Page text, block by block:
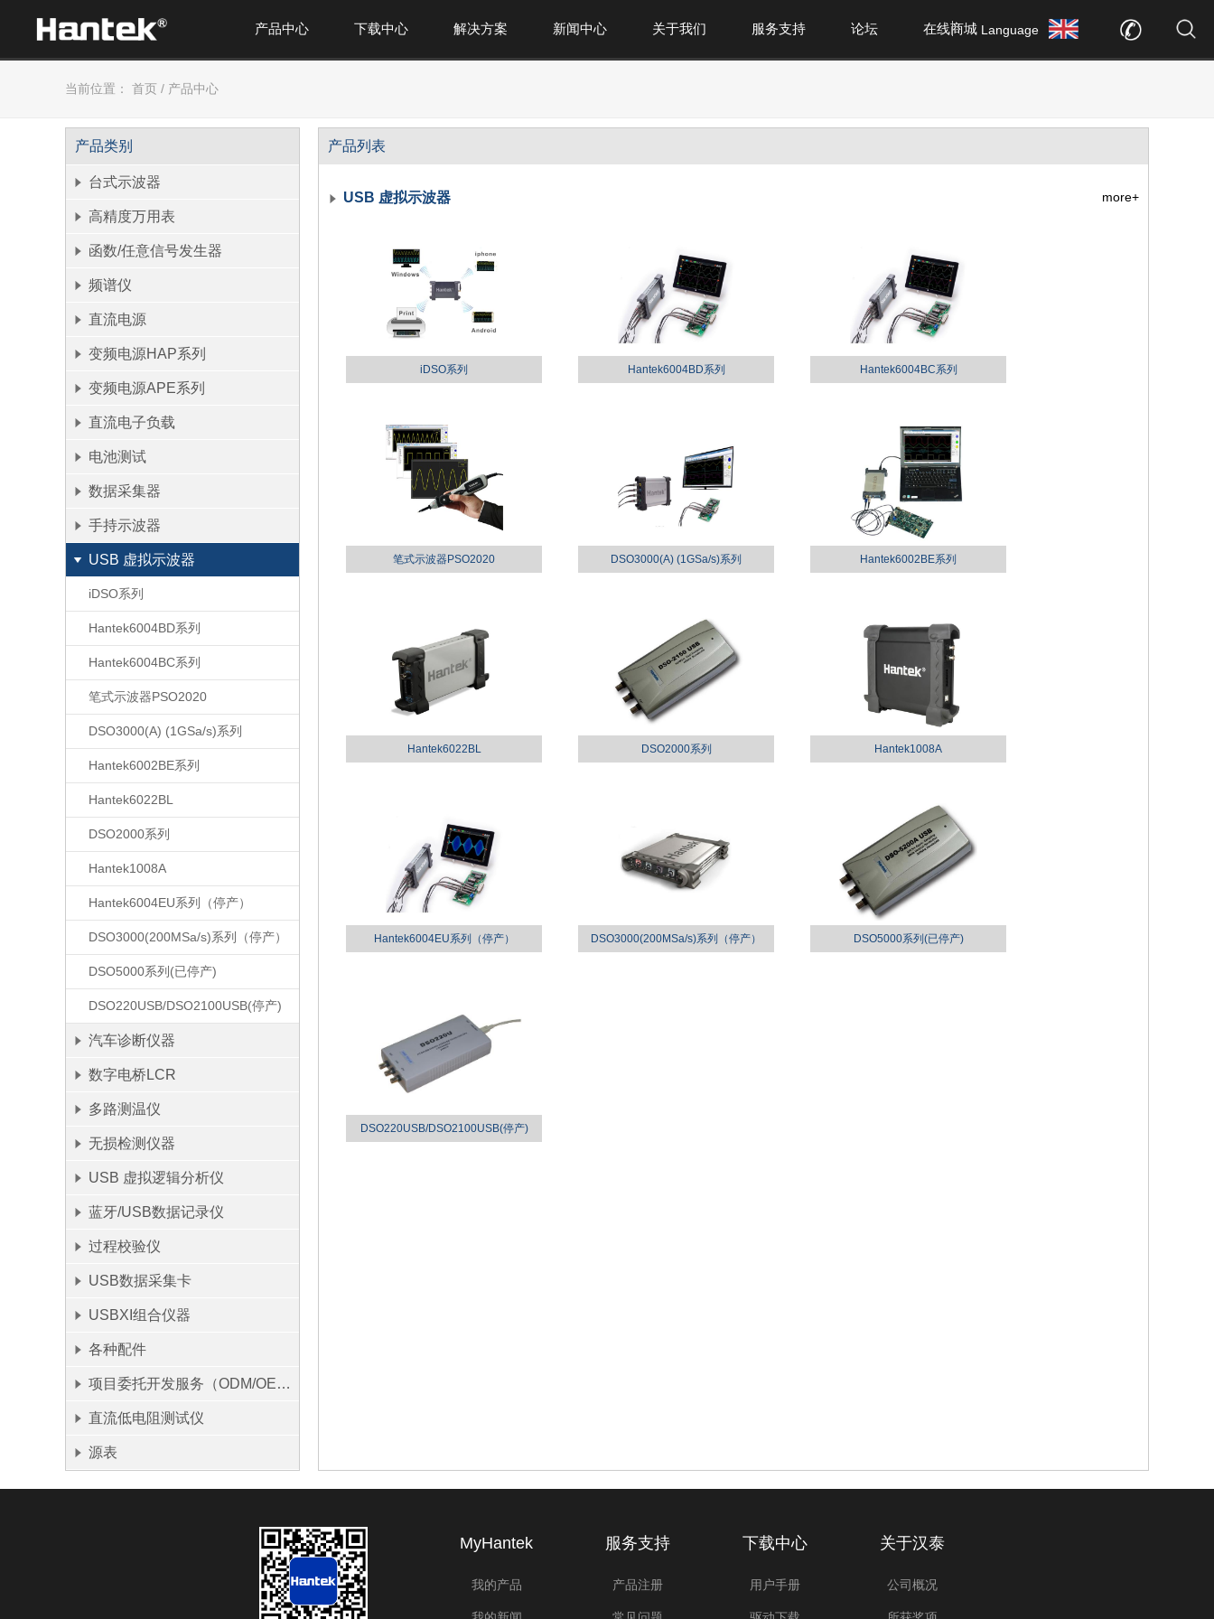
在线商城
论坛
服务支持
关于我们
新闻中心
解决方案
下载中心
产品中心 Language
当前位置： 首页 / 产品中心
产品类别
台式示波器
高精度万用表
函数/任意信号发生器
频谱仪
直流电源
变频电源HAP系列
变频电源APE系列
直流电子负载
电池测试
数据采集器
手持示波器
USB 虚拟示波器
iDSO系列
Hantek6004BD系列
Hantek6004BC系列
笔式示波器PSO2020
DSO3000(A) (1GSa/s)系列
Hantek6002BE系列
Hantek6022BL
DSO2000系列
Hantek1008A
Hantek6004EU系列（停产）
DSO3000(200MSa/s)系列（停产）
DSO5000系列(已停产)
DSO220USB/DSO2100USB(停产)
汽车诊断仪器
数字电桥LCR
多路测温仪
无损检测仪器
USB 虚拟逻辑分析仪
蓝牙/USB数据记录仪
过程校验仪
USB数据采集卡
USBXI组合仪器
各种配件
项目委托开发服务（ODM/OEM）
直流低电阻测试仪
源表
产品列表
USB 虚拟示波器 more+
iDSO系列 Hantek6004BD系列 Hantek6004BC系列
笔式示波器PSO2020 DSO3000(A) (1GSa/s)系列 Hantek6002BE系列
Hantek6022BL DSO2000系列 Hantek1008A
Hantek6004EU系列（停产） DSO3000(200MSa/s)系列（停产） DSO5000系列(已停产)
DSO220USB/DSO2100USB(停产)
MyHantek
我的产品
服务支持
产品注册
下载中心
用户手册
关于汉泰
公司概况